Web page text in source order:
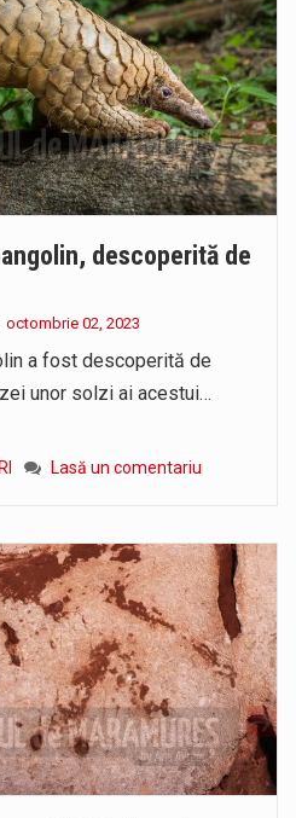
descoperită de
octombrie 02, 2023
a fost descoperită de
unor solzi ai acestui…
Lasă un comentariu